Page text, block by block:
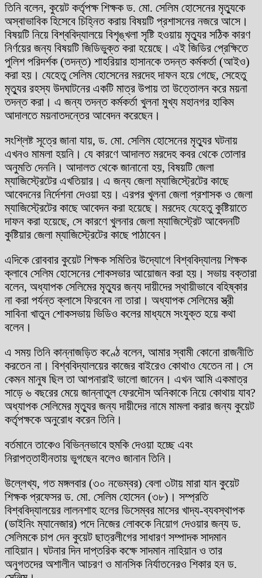
তিনি বলেন, কুয়েট কর্তৃপক্ষ শিক্ষক ড. মো. সেলিম হোসেনের মৃত্যুকে
অস্বাভাবিক হিসেবে চিহ্নিত করায় বিষয়টি প্রশাসনের নজরে আসে।
বিষয়টি নিয়ে বিশ্ববিদ্যালয়ে বিশৃঙ্খলা সৃষ্টি হওয়ায় মৃত্যুর সঠিক কারণ
নির্ণয়ের জন্য বিষয়টি জিডিভুক্ত করা হয়েছে। এই জিডির প্রেক্ষিতে
পুলিশ পরিদর্শক (তদন্ত) শাহরিয়ার হাসানকে তদন্ত কর্মকর্তা (আইও)
করা হয়। যেহেতু সেলিম হোসেনের মরদেহ দাফন হয়ে গেছে, সেহেতু
মৃত্যুর রহস্য উদঘাটনের একটি মাত্র উপায় তা উত্তোলন করে ময়না
তদন্ত করা। এ জন্য তদন্ত কর্মকর্তা খুলনা মুখ্য মহানগর হাকিম
আদালতে ময়নাতদন্তের আবেদন করেছেন।
সংশ্লিষ্ট সূত্রে জানা যায়, ড. মো. সেলিম হোসেনের মৃত্যুর ঘটনায়
এখনও মামলা হয়নি। যে কারণে আদালত মরদেহ কবর থেকে তোলার
অনুমতি দেননি। আদালত থেকে জানানো হয়, বিষয়টি জেলা
ম্যাজিস্ট্রেটের এখতিয়ার। এ জন্য জেলা ম্যাজিস্ট্রেটের কাছে
আবেদনের নির্দেশনা দেওয়া হয়। এরপর খুলনা জেলা প্রশাসক ও জেলা
ম্যাজিস্ট্রেটের কাছে আবেদন করা হয়েছে। মরদেহ যেহেতু কুষ্টিয়াতে
দাফন করা হয়েছে, সে কারণে খুলনার জেলা ম্যাজিস্ট্রেট আবেদনটি
কুষ্টিয়ার জেলা ম্যাজিস্ট্রেটের কাছে পাঠাবেন।
এদিকে রোববার কুয়েট শিক্ষক সমিতির উদ্যোগে বিশ্ববিদ্যালয় শিক্ষক
ক্লাবে সেলিম হোসেনের শোকসভার আয়োজন করা হয়। সভায় বক্তারা
বলেন, অধ্যাপক সেলিমের মৃত্যুর জন্য দায়ীদের স্থায়ীভাবে বহিষ্কার
না করা পর্যন্ত ক্লাসে ফিরবেন না তারা। অধ্যাপক সেলিমের স্ত্রী
সাবিনা খাতুন শোকসভায় ভিডিও কলের মাধ্যমে সংযুক্ত হয়ে কথা
বলেন।
এ সময় তিনি কান্নাজড়িত কণ্ঠে বলেন, আমার স্বামী কোনো রাজনীতি
করতেন না। বিশ্ববিদ্যালয়ের কাজের বাইরেও কোথাও যেতেন না। সে
কেমন মানুষ ছিল তা আপনারাই ভালো জানেন। এখন আমি একমাত্র
সাড়ে ৬ বছরের মেয়ে জান্নাতুল ফেরদৌস অনিকাকে নিয়ে কোথায় যাব?
অধ্যাপক সেলিমের মৃত্যুর জন্য দায়ীদের নামে মামলা করার জন্য কুয়েট
কর্তৃপক্ষকে অনুরোধ করেন তিনি।
বর্তমানে তাকেও বিভিন্নভাবে হুমকি দেওয়া হচ্ছে এবং
নিরাপত্তাহীনতায় ভুগছেন বলেও জানান তিনি।
উল্লেখ্য, গত মঙ্গলবার (৩০ নভেম্বর) বেলা ৩টায় মারা যান কুয়েট
শিক্ষক প্রফেসর ড. মো. সেলিম হোসেন (৩৮)। সম্প্রতি
বিশ্ববিদ্যালয়ের লালনশাহ হলের ডিসেম্বর মাসের খাদ্য-ব্যবস্থাপক
(ডাইনিং ম্যানেজার) পদে নিজের লোককে নিয়োগ দেওয়ার জন্য ড.
সেলিমকে চাপ দেন কুয়েট ছাত্রলীগের সাধারণ সম্পাদক সাদমান
নাহিয়ান। ঘটনার দিন দাপ্তরিক কক্ষে সাদমান নাহিয়ান ও তার
অনুগতদের অশালীন আচরণ ও মানসিক নির্যাতনেরও শিকার হন ড.